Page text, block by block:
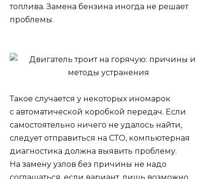
топлива. Замена бензина иногда не решает
проблемы.
Такое случается у некоторых иномарок
с автоматической коробкой передач. Если
самостоятельно ничего не удалось найти,
следует отправиться на СТО, компьютерная
диагностика должна выявить проблему.
На замену узлов без причины не надо